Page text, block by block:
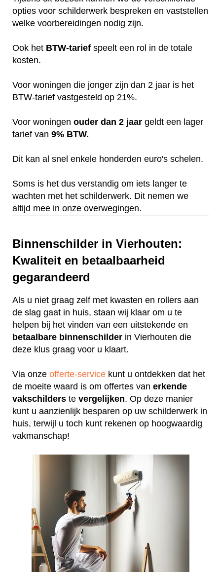
opties voor schilderwerk bespreken en vaststellen
welke voorbereidingen nodig zijn.
Ook het BTW-tarief speelt een rol in de totale
kosten.
Voor woningen die jonger zijn dan 2 jaar is het
BTW-tarief vastgesteld op 21%.
Voor woningen ouder dan 2 jaar geldt een lager
tarief van 9% BTW.
Dit kan al snel enkele honderden euro's schelen.
Soms is het dus verstandig om iets langer te
wachten met het schilderwerk. Dit nemen we
altijd mee in onze overwegingen.
Binnenschilder in Vierhouten:
Kwaliteit en betaalbaarheid
gegarandeerd
Als u niet graag zelf met kwasten en rollers aan
de slag gaat in huis, staan wij klaar om u te
helpen bij het vinden van een uitstekende en
betaalbare binnenschilder in Vierhouten die
deze klus graag voor u klaart.
Via onze offerte-service kunt u ontdekken dat het
de moeite waard is om offertes van erkende
vakschilders te vergelijken. Op deze manier
kunt u aanzienlijk besparen op uw schilderwerk in
huis, terwijl u toch kunt rekenen op hoogwaardig
vakmanschap!